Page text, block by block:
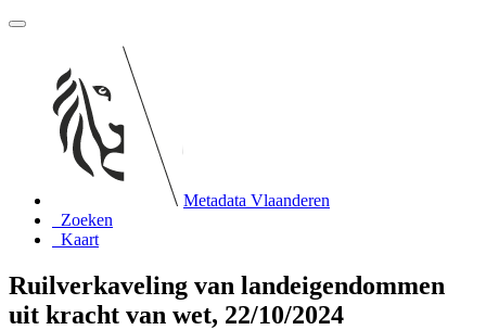
Metadata Vlaanderen
Zoeken
Kaart
Ruilverkaveling van landeigendommen
uit kracht van wet, 22/10/2024